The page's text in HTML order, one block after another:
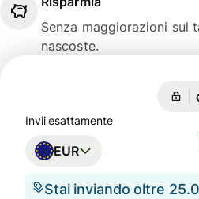
Senza maggiorazioni sul
nascoste.
Invii esattamente
EUR
Stai inviando oltre